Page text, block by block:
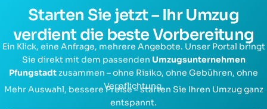
Starten Sie jetzt – Ihr Umzug
verdient die beste Vorbereitung
Ein Klick, eine Anfrage, mehrere Angebote. Unser Portal bringt
Sie direkt mit dem passenden Umzugsunternehmen
Pfungstadtzusammen – ohne Risiko, ohne Gebühren, ohne
Verpflichtung.
Mehr Auswahl, bessere Preise – starten Sie Ihren Umzug ganz
entspannt.